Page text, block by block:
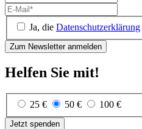
Ja, die Datenschutzerklärung
Helfen Sie mit!
25 € 50 € 100 €
Jetzt spenden